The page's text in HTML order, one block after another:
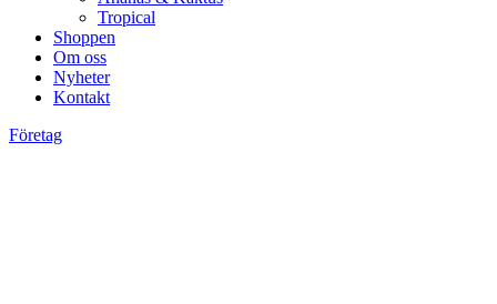
Tropical
Shoppen
Om oss
Nyheter
Kontakt
Företag